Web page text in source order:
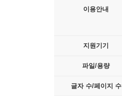
이용안내
지원기기
파일/용량
글자 수/페이지 수